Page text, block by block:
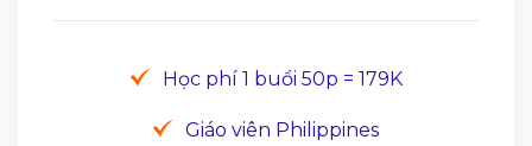
Học phí 1 buổi 50p = 179K
Giáo viên Philippines